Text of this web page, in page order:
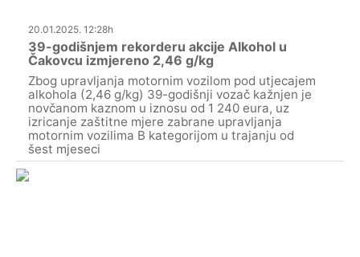
20.01.2025. 12:28h
39-godišnjem rekorderu akcije Alkohol u
Čakovcu izmjereno 2,46 g/kg
Zbog upravljanja motornim vozilom pod utjecajem
alkohola (2,46 g/kg) 39-godišnji vozač kažnjen je
novčanom kaznom u iznosu od 1 240 eura, uz
izricanje zaštitne mjere zabrane upravljanja
motornim vozilima B kategorijom u trajanju od
šest mjeseci